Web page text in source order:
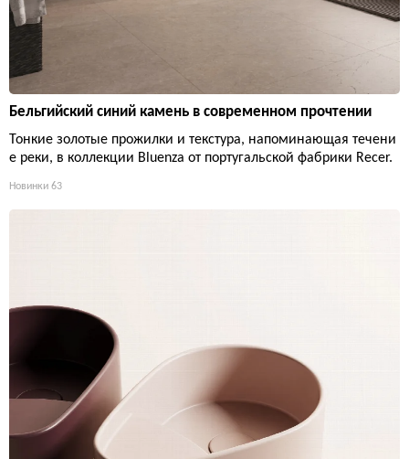
Бельгийский синий камень в современном прочтении
Тонкие золотые прожилки и текстура, напоминающая течени
е реки, в коллекции Bluenza от португальской фабрики Recer.
Новинки 63